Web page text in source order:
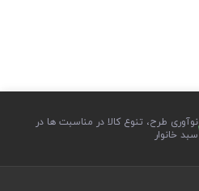
نوآوری طرح، تنوع کالا در مناسبت ها در
سبد خانوار